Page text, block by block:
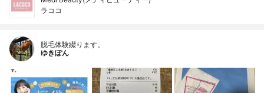
ラココ
脱毛体験綴ります。
ゆきぽん